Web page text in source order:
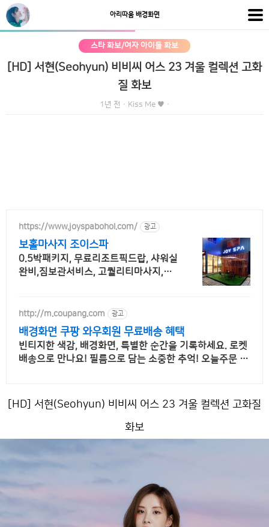
아리따움 배경화면
스타 화보/여자 아이돌 화보
[HD] 서현(Seohyun) 비비씨 어스 23 겨울 컬렉션 고화
질 화보
1년 전 · Kiss Me ♥ ·
https://www.joyspabohol.com/ 광고
보홀마사지 조이스파
0.5박패키지, 무료리조트픽드랍, 샤워실
완비,짐보관서비스, 고퀄리티마사지,최
http://m.coupang.com 광고
배경화면 쿠팡 와우회원 무료배송 혜택
빈티지한 색감, 배경화면, 특별한 순간을 기록하세요. 로켓
배송으로 만나요! 필름으로 담는 소중한 추억! 오늘주문 내
[HD] 서현(Seohyun) 비비씨 어스 23 겨울 컬렉션 고화질
화보